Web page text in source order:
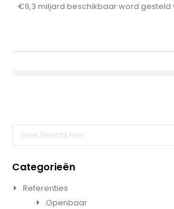
€9,3 miljard beschikbaar word gesteld
Zoeken
Categorieën
Referenties
Openbaar